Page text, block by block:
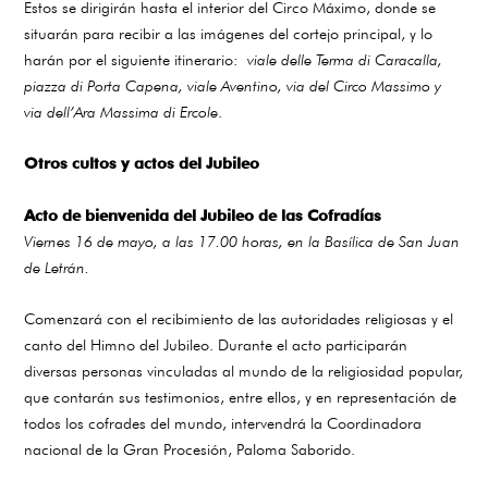
Estos se dirigirán hasta el interior del Circo Máximo, donde se
situarán para recibir a las imágenes del cortejo principal, y lo
harán por el siguiente itinerario:viale delle Terma di Caracalla,
piazza di Porta Capena, viale Aventino, via del Circo Massimo y
via dell’Ara Massima di Ercole
Otros cultos y actos del Jubileo
Acto de bienvenida del Jubileo de las Cofradías
Viernes 16 de mayo, a las 17.00 horas, en la Basílica de San Juan
de Letrán.
Comenzará con el recibimiento de las autoridades religiosas y el
canto del Himno del Jubileo. Durante el acto participarán
diversas personas vinculadas al mundo de la religiosidad popular,
que contarán sus testimonios, entre ellos, y en representación de
todos los cofrades del mundo, intervendrá la Coordinadora
nacional de la Gran Procesión, Paloma Saborido.